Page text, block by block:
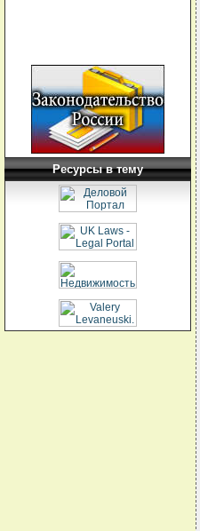
Ресурсы в тему